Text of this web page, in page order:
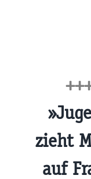
zieht
auf